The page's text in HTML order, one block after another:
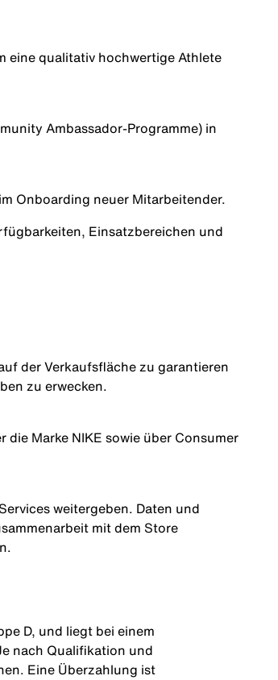
eine qualitativ hochwertige Athlete
Ambassador‑Programme) in
Onboarding neuer Mitarbeitender.
Einsatzbereichen und
der Verkaufsfläche zu garantieren
zu erwecken.
die Marke NIKE sowie über Consumer
weitergeben. Daten und
mit dem Store
D, und liegt bei einem
nach Qualifikation und
Eine Überzahlung ist